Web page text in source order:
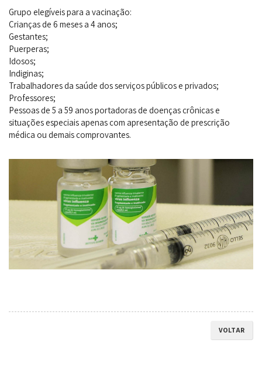
Grupo elegíveis para a vacinação:
Crianças de 6 meses a 4 anos;
Gestantes;
Puerperas;
Idosos;
Indiginas;
Trabalhadores da saúde dos serviços públicos e privados;
Professores;
Pessoas de 5 a 59 anos portadoras de doenças crônicas e
situações especiais apenas com apresentação de prescrição
médica ou demais comprovantes.
VOLTAR